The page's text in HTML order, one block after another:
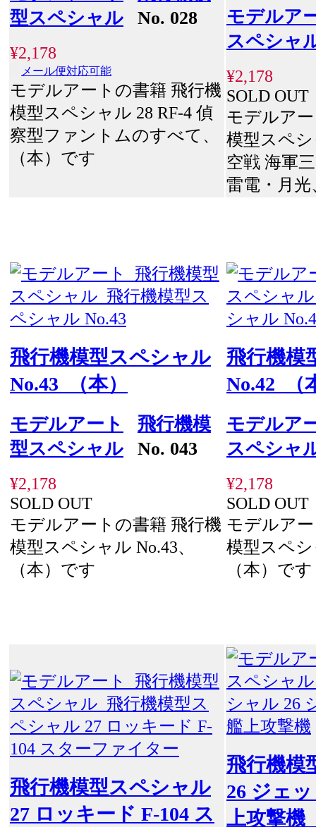
型スペシャル No. 028
¥2,178
メール便対応可能
モデルアートの書籍 飛行機
模型スペシャル 28 RF-4 偵
察型ファントムのすべて、
（本）です
モデルア
スペシャ
¥2,178
SOLD OUT
モデルア
模型スペシ
空戦 海軍
雷電・月
飛行機模型スペシャル
No.43 （本）
モデルアート
飛行機模
型スペシャル No. 043
¥2,178
SOLD OUT
モデルアートの書籍 飛行機
模型スペシャル No.43、
（本）です
飛行機模
No.42 （
モデルア
スペシャ
¥2,178
SOLD OUT
モデルア
模型スペ
（本）です
飛行機模型スペシャル
27 ロッキード F-104 ス
飛行機模
26 ジェ
上攻撃機